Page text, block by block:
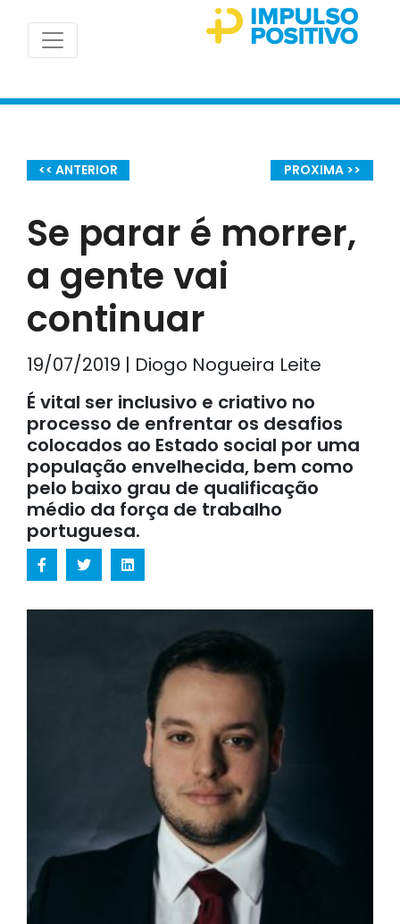
<< ANTERIOR PROXIMA >>
Se parar é morrer,
a gente vai
continuar
19/07/2019 | Diogo Nogueira Leite
É vital ser inclusivo e criativo no
processo de enfrentar os desafios
colocados ao Estado social por uma
população envelhecida, bem como
pelo baixo grau de qualificação
médio da força de trabalho
portuguesa.